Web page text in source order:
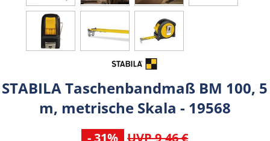
STABILA Taschenbandmaß BM 100, 5
m, metrische Skala - 19568
- 31% UVP 9,46 €